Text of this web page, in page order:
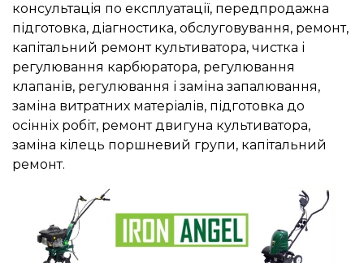
консультація по експлуатації, передпродажна
підготовка, діагностика, обслуговування, ремонт,
капітальний ремонт культиватора, чистка і
регулювання карбюратора, регулювання
клапанів, регулювання і заміна запалювання,
заміна витратних матеріалів, підготовка до
осінніх робіт, ремонт двигуна культиватора,
заміна кілець поршневий групи, капітальний
ремонт.